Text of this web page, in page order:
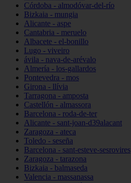
Córdoba - almodóvar-del-río
Bizkaia - mungia
Alicante - aspe
Cantabria - meruelo
Albacete - el-bonillo
Lugo - viveiro
ávila - nava-de-arévalo
Almería - los-gallardos
Pontevedra - mos
Girona - llívia
Tarragona - amposta
Castellón - almassora
Barcelona - roda-de-ter
Alicante - sant-joan-d39alacant
Zaragoza - ateca
Toledo - seseña
Barcelona - sant-esteve-sesrovires
Zaragoza - tarazona
Bizkaia - balmaseda
Valencia - massanassa